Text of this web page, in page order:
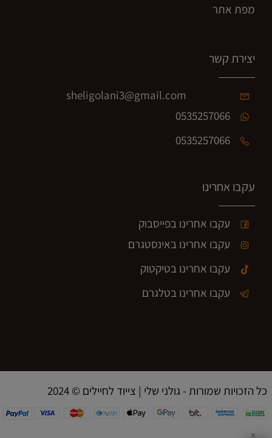
מפת אתר
יצירת קשר
sheligolani3@gmail.com
0535257066
0535257066
עקבו אחרינו
עקבו אחרינו בפייסבוק
עקבו אחרינו באינסטגרם
עקבו אחרינו בטיקטוק
עקבו אחרינו בטלגרם
✕